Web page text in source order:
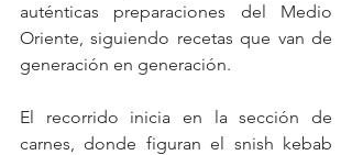
auténticas preparaciones del Medio
Oriente, siguiendo recetas que van de
generación en generación.
El recorrido inicia en la sección de
carnes, donde figuran el snish kebab